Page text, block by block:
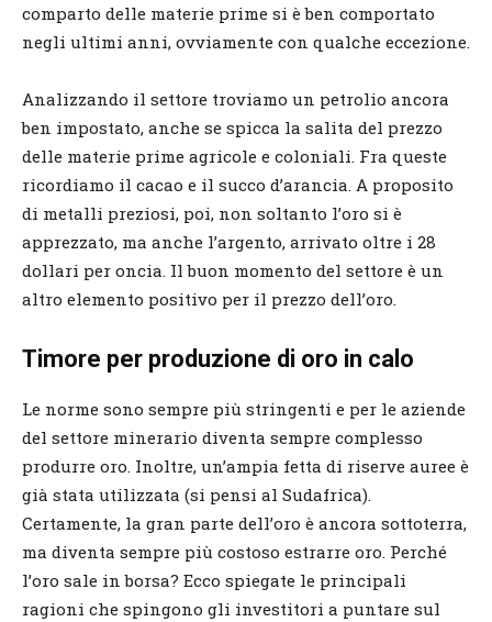
comparto delle materie prime si è ben comportato
negli ultimi anni, ovviamente con qualche eccezione.
Analizzando il settore troviamo un petrolio ancora
ben impostato, anche se spicca la salita del prezzo
delle materie prime agricole e coloniali. Fra queste
ricordiamo il cacao e il succo d’arancia. A proposito
di metalli preziosi, poi, non soltanto l’oro si è
apprezzato, ma anche l’argento, arrivato oltre i 28
dollari per oncia. Il buon momento del settore è un
altro elemento positivo per il prezzo dell’oro.
Timore per produzione di oro in calo
Le norme sono sempre più stringenti e per le aziende
del settore minerario diventa sempre complesso
produrre oro. Inoltre, un’ampia fetta di riserve auree è
già stata utilizzata (si pensi al Sudafrica).
Certamente, la gran parte dell’oro è ancora sottoterra,
ma diventa sempre più costoso estrarre oro. Perché
l’oro sale in borsa? Ecco spiegate le principali
ragioni che spingono gli investitori a puntare sul